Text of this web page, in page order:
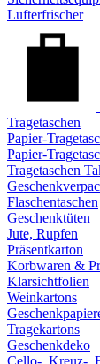
Lufterfrischer
Tragetaschen
Papier-
Papier-
Tragetaschen
Flaschentaschen
Geschenktüten
Jute, Rupfen
Präsentkarton
Korbwaren &
Klarsichtfolien
Weinkartons
Tragekartons
Geschenkdeko